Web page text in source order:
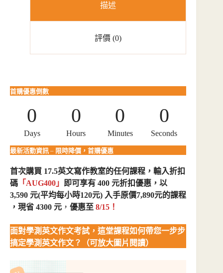
描述
評價 (0)
首購優惠倒數
0
Days
0
Hours
0
Minutes
0
Seconds
最新活動資訊 – 限時降價，首購優惠
首次購買 17.5英文寫作教室的任何課程，輸入折扣
碼 「AUG400」 即可享有 400 元折扣優惠， 以
3,590 元(平均每小時120元) 入手原價7,890元的課程
，現省 4300 元 ， 優惠至 8/15！
面對學測英文作文考試，這堂課程如何帶您一步步
搞定學測英文作文？（可放大圖片閱讀）